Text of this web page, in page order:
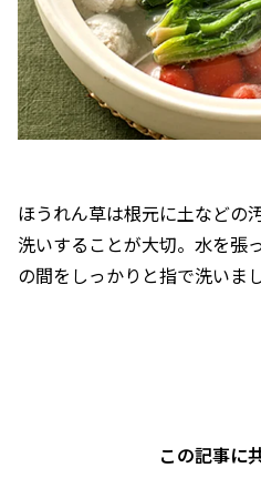
ほうれん草は根元に土などの
洗いすることが大切。水を張
の間をしっかりと指で洗いま
この記事に